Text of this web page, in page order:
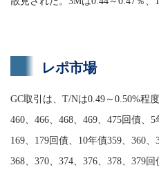
レポ市場
GC取引は、T/Nは0.49～0.50%程
460、466、468、469、475回債、5
169、179回債、10年債359、360、
368、370、374、376、378、379